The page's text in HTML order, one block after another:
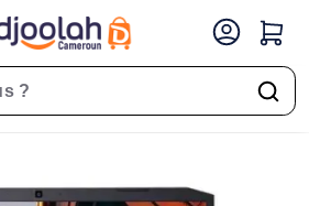
Nitro 5 – AN515-5 – Ordinateur Portable Gaming – 15,6” – Ram 16GB – Stockage 512GB SSD – Garantie 12 Mois